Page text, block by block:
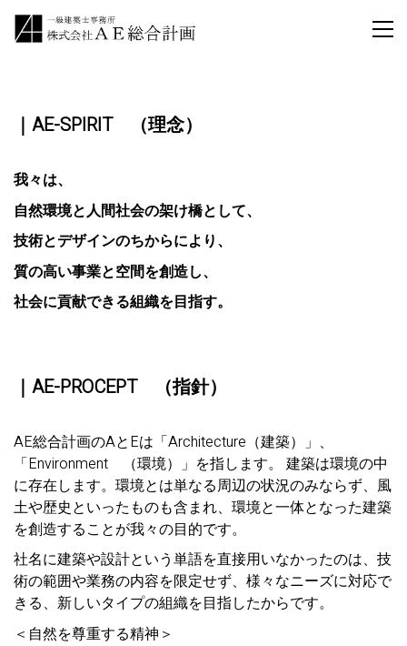
｜AE-SPIRIT （理念）
我々は、
自然環境と人間社会の架け橋として、
技術とデザインのちからにより、
質の高い事業と空間を創造し、
社会に貢献できる組織を目指す。
｜AE-PROCEPT （指針）
AE総合計画のAとEは「Architecture（建築）」、
「Environment （環境）」を指します。 建築は環境の中
に存在します。環境とは単なる周辺の状況のみならず、風
土や歴史といったものも含まれ、環境と一体となった建築
を創造することが我々の目的です。
社名に建築や設計という単語を直接用いなかったのは、技
術の範囲や業務の内容を限定せず、様々なニーズに対応で
きる、新しいタイプの組織を目指したからです。
＜自然を尊重する精神＞